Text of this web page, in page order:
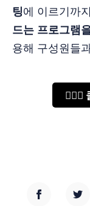
팅에 이르기까지
드는 프로그램
용해 구성원들